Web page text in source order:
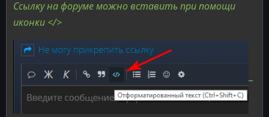
Ссылку на форуме можно вставить при помощи
иконки </>